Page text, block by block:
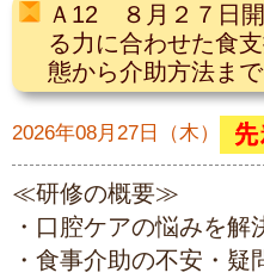
Ａ12 ８月２７日
る力に合わせた食
態から介助方法ま
2026年08月27日（木）
≪研修の概要≫
・口腔ケアの悩みを解
・食事介助の不安・疑